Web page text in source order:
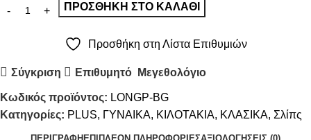
ΠΡΟΣΘΉΚΗ ΣΤΟ ΚΑΛΆΘΙ
Προσθήκη στη Λίστα Επιθυμιών
Σύγκριση Επιθυμητό Μεγεθολόγιο
Κωδικός προϊόντος: LONGP-BG
Κατηγορίες: PLUS, ΓΥΝΑΙΚΑ, ΚΙΛΟΤΑΚΙΑ, ΚΛΑΣΙΚΑ, Σλίπς